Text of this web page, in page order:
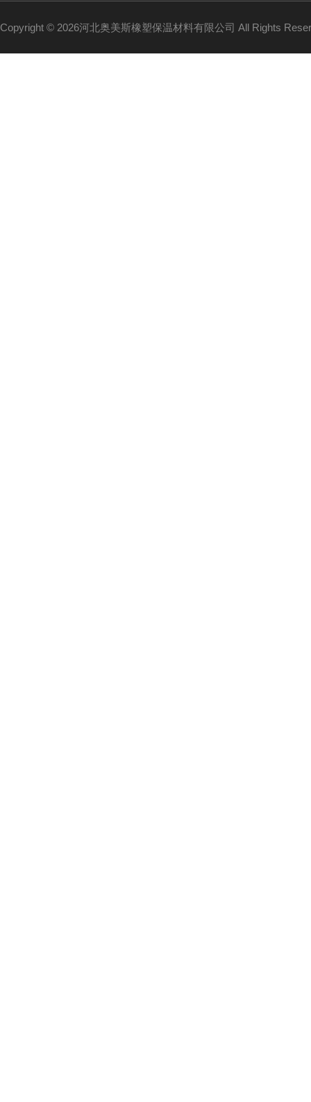
Copyright © 2026河北奥美斯橡塑保温材料有限公司 All Rights